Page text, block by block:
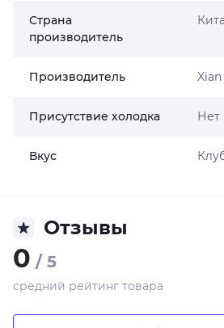
Страна
производитель
Производитель
Присутствие холодка Нет
Вкус
Отзывы
0 / 5
средний рейтинг товара